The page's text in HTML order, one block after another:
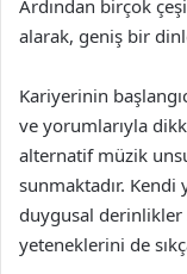
Ardından birçok
alarak, geniş bir
Kariyerinin
ve yorumlarıyla
alternatif müzik
sunmaktadır. Kendi
duygusal derinlikler
yeteneklerini de